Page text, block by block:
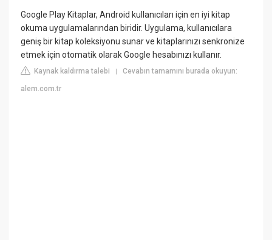
Google Play Kitaplar, Android kullanıcıları için en iyi kitap
okuma uygulamalarından biridir. Uygulama, kullanıcılara
geniş bir kitap koleksiyonu sunar ve kitaplarınızı senkronize
etmek için otomatik olarak Google hesabınızı kullanır.
Kaynak kaldırma talebi |Cevabın tamamını burada okuyun:
alem.com.tr